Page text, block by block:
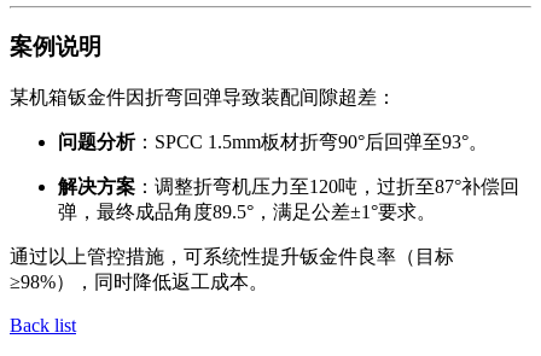
案例说明
某机箱钣金件因折弯回弹导致装配间隙超差：
问题分析：SPCC 1.5mm板材折弯90°后回弹至93°。
解决方案 ：调整折弯机压力至120吨，过折至87°补偿回
弹，最终成品角度89.5°，满足公差±1°要求。
通过以上管控措施，可系统性提升钣金件良率（目标
≥98%），同时降低返工成本。
Back list